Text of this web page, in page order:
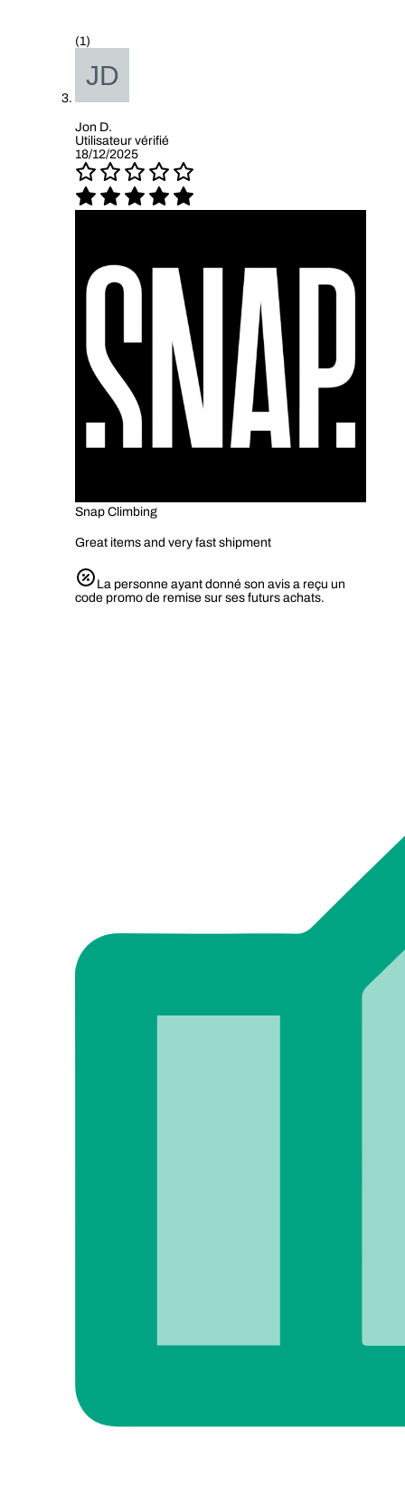
(1)
Jon D.
Utilisateur vérifié
18/12/2025
Snap Climbing
Great items and very fast shipment
La personne ayant donné son avis a reçu un
code promo de remise sur ses futurs achats.